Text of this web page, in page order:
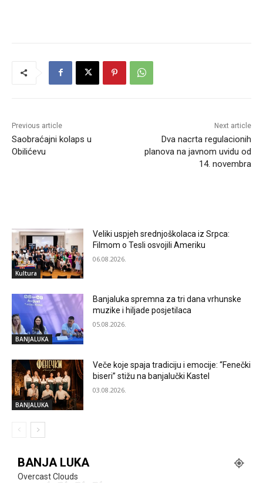
Previous article
Saobraćajni kolaps u
Obilićevu
Next article
Dva nacrta regulacionih
planova na javnom uvidu od
14. novembra
Kultura
Veliki uspjeh srednjoškolaca iz Srpca:
Filmom o Tesli osvojili Ameriku
06.08.2026.
BANJALUKA
Banjaluka spremna za tri dana vrhunske
muzike i hiljade posjetilaca
05.08.2026.
BANJALUKA
Veče koje spaja tradiciju i emocije: “Fenečki
biseri” stižu na banjalučki Kastel
03.08.2026.
BANJA LUKA
Overcast Clouds